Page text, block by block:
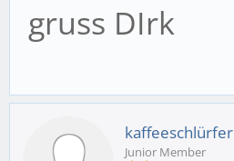
gruss DIrk
kaffeeschlürfer
Junior Member